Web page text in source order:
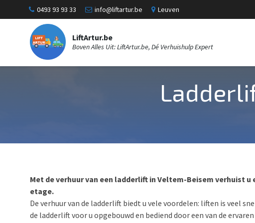
0493 93 93 33 info@liftartur.be Leuven
LiftArtur.be
Boven Alles Uit: LiftArtur.be, Dé Verhuishulp Expert
Met de verhuur van een ladderlift in Veltem-Beisem verhuist
etage.
De verhuur van de ladderlift biedt u vele voordelen: liften is veel
de ladderlift voor u opgebouwd en bediend door een van de